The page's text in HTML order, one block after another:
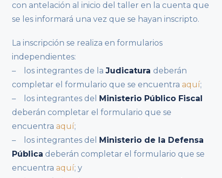
con antelación al inicio del taller en la cuenta que
se les informará una vez que se hayan inscripto.
La inscripción se realiza en formularios
independientes:
– los integrantes de la Judicatura deberán
completar el formulario que se encuentra aquí;
– los integrantes del
Ministerio Público Fiscal
deberán completar el formulario que se
encuentra aquí;
– los integrantes del
Ministerio de la Defensa
Pública deberán completar el formulario que se
encuentra aquí; y